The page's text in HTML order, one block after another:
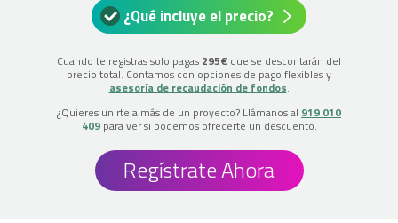
¿Qué incluye el precio?
Cuando te registras solo pagas 295€ que se descontarán del
precio total. Contamos con opciones de pago flexibles y
asesoría de recaudación de fondos.
¿Quieres unirte a más de un proyecto? Llámanos al 919 010
409para ver si podemos ofrecerte un descuento.
Regístrate Ahora